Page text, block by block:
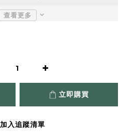
查看更多
立即購買
加入追蹤清單